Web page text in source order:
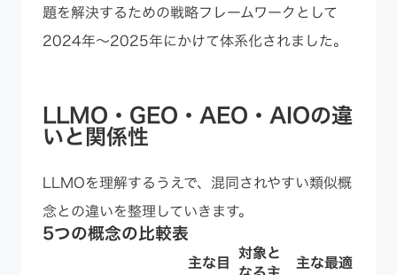
題を解決するための戦略フレームワークとして
2024年〜2025年にかけて体系化されました。
LLMO・GEO・AEO・AIOの違
いと関係性
LLMOを理解するうえで、混同されやすい類似概
念との違いを整理していきます。
5つの概念の比較表
主な目 対象と
主な最適